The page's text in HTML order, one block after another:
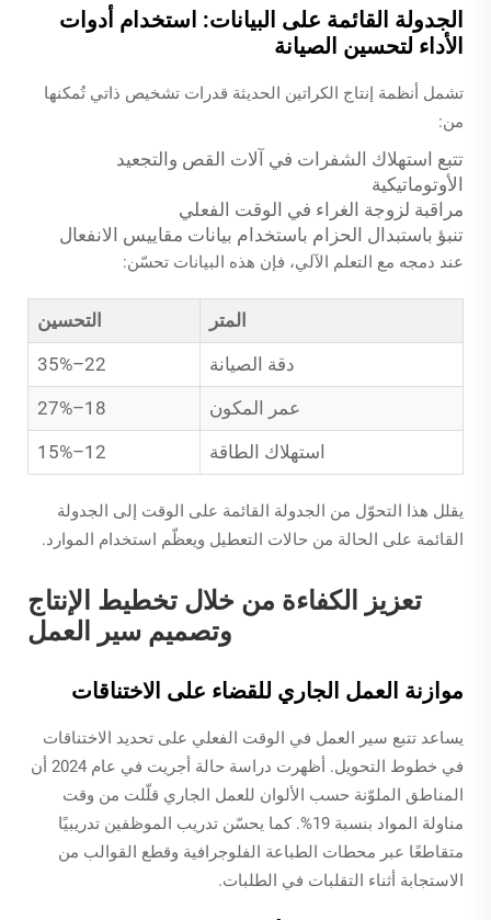
الجدولة القائمة على البيانات: استخدام أدوات
الأداء لتحسين الصيانة
تشمل أنظمة إنتاج الكراتين الحديثة قدرات تشخيص ذاتي تُمكنها
من:
تتبع استهلاك الشفرات في آلات القص والتجعيد
الأوتوماتيكية
مراقبة لزوجة الغراء في الوقت الفعلي
تنبؤ باستبدال الحزام باستخدام بيانات مقاييس الانفعال
عند دمجه مع التعلم الآلي، فإن هذه البيانات تحسّن:
المتر
التحسين
دقة الصيانة
22–35%
عمر المكون
18–27%
استهلاك الطاقة
12–15%
يقلل هذا التحوّل من الجدولة القائمة على الوقت إلى الجدولة
القائمة على الحالة من حالات التعطيل ويعظّم استخدام الموارد.
تعزيز الكفاءة من خلال تخطيط الإنتاج
وتصميم سير العمل
موازنة العمل الجاري للقضاء على الاختناقات
يساعد تتبع سير العمل في الوقت الفعلي على تحديد الاختناقات
في خطوط التحويل. أظهرت دراسة حالة أجريت في عام 2024 أن
المناطق الملوّنة حسب الألوان للعمل الجاري قلّلت من وقت
مناولة المواد بنسبة 19%. كما يحسّن تدريب الموظفين تدريبيًا
متقاطعًا عبر محطات الطباعة الفلوجرافية وقطع القوالب من
الاستجابة أثناء التقلبات في الطلبات.